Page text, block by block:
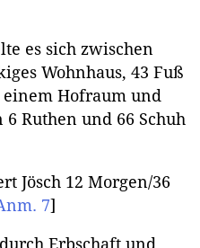
es sich zwischen
Wohnhaus, 43 Fuß
Hofraum und
Ruthen und 66 Schuh
Jösch 12 Morgen/36
7]